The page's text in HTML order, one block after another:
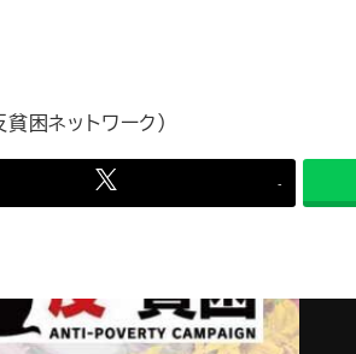
困ネットワーク）
-